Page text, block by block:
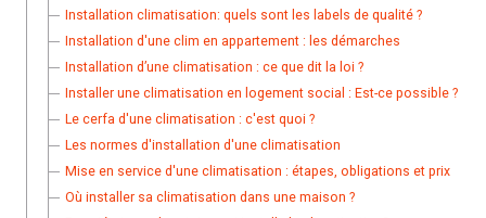
Installation climatisation: quels sont les labels de qualité ?
Installation d'une clim en appartement : les démarches
Installation d’une climatisation : ce que dit la loi ?
Installer une climatisation en logement social : Est-ce possible ?
Le cerfa d'une climatisation : c'est quoi ?
Les normes d'installation d'une climatisation
Mise en service d'une climatisation : étapes, obligations et prix
Où installer sa climatisation dans une maison ?